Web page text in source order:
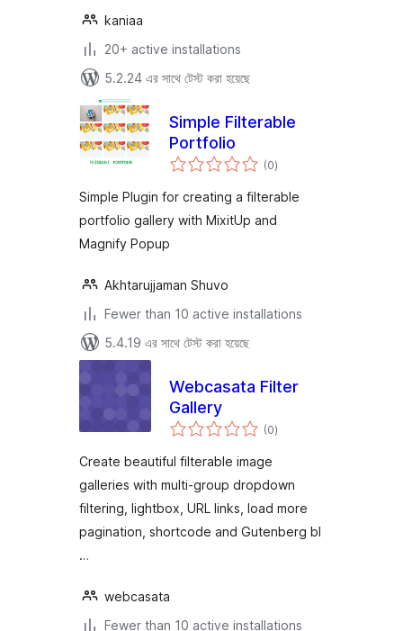
kaniaa
20+ active installations
5.2.24 এর সাথে টেস্ট করা হয়েছে
Simple Filterable
Portfolio
(0total
ratings
)
Simple Plugin for creating a filterable
portfolio gallery with MixitUp and
Magnify Popup
Akhtarujjaman Shuvo
Fewer than 10 active installations
5.4.19 এর সাথে টেস্ট করা হয়েছে
Webcasata Filter
Gallery
(0total
ratings
)
Create beautiful filterable image
galleries with multi-group dropdown
filtering, lightbox, URL links, load more
pagination, shortcode and Gutenberg bl
…
webcasata
Fewer than 10 active installations